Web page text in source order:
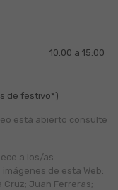
10:00 a 15:00
de festivo*)
está abierto consulte
a los/as
de esta Web:
Cruz; Juan Ferreras;